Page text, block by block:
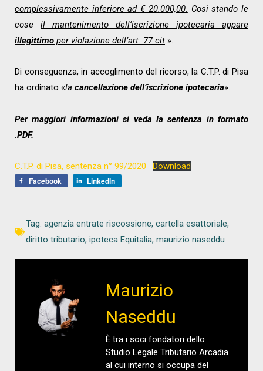
complessivamente inferiore ad € 20.000,00. Così stando le
cose il mantenimento dell’iscrizione ipotecaria appare
illegittimo per violazione dell’art. 77 cit.».
Di conseguenza, in accoglimento del ricorso, la C.T.P. di Pisa
ha ordinato «la cancellazione dell’iscrizione ipotecaria».
Per maggiori informazioni si veda la sentenza in formato
.PDF.
C.T.P. di Pisa, sentenza n° 99/2020
Download
Facebook
LinkedIn
Tag: agenzia entrate riscossione, cartella esattoriale,
diritto tributario, ipoteca Equitalia, maurizio naseddu
Maurizio
Naseddu
È tra i soci fondatori dello
Studio Legale Tributario Arcadia
al cui interno si occupa del